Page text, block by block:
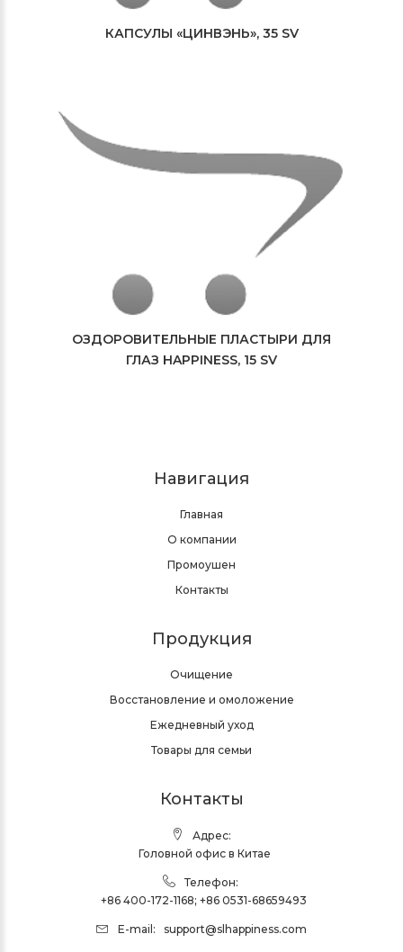
КАПСУЛЫ «ЦИНВЭНЬ», 35 SV
ОЗДОРОВИТЕЛЬНЫЕ ПЛАСТЫРИ ДЛЯ
ГЛАЗ HAPPINESS, 15 SV
Навигация
Главная
О компании
Промоушен
Контакты
Продукция
Очищение
Восстановление и омоложение
Ежедневный уход
Товары для семьи
Контакты
Адрес:
Головной офис в Китае
Телефон:
+86 400-172-1168; +86 0531-68659493
E-mail: support@slhappiness.com